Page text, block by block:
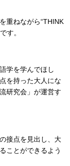
重ねながら“THINK
す。
学を学んでほし
を持った大人にな
研究会」が運営す
接点を見出し、大
ことができるよう